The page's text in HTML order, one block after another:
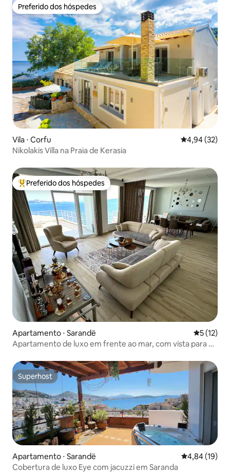
Preferido dos hóspedes
Preferido dos hóspedes
Vila ⋅ Corfu 4,94 de uma
4,94 (32)
Nikolakis Villa na Praia de Kerasia
Entre os melhores preferidos dos hóspedes
Preferido dos hóspedes
Apartamento ⋅ Sarandë 5 de uma
5 (12)
Apartamento de luxo em frente ao mar, com vista para o
Superhost
Superhost
Apartamento ⋅ Sarandë 4,84 de uma
4,84 (19)
Cobertura de luxo Eye com jacuzzi em Saranda